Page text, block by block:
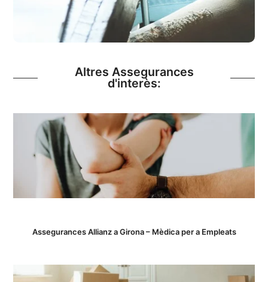
Més Informació
Altres Assegurances
d'interès:
Assegurances Allianz a Girona – Mèdica per a Empleats